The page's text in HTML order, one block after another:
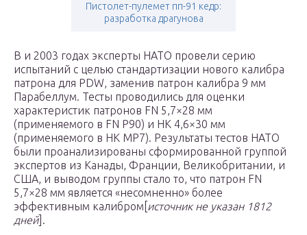
Пистолет-пулемет пп-91 кедр:
разработка драгунова
В и 2003 годах эксперты НАТО провели серию
испытаний с целью стандартизации нового калибра
патрона для PDW, заменив патрон калибра 9 мм
Парабеллум. Тесты проводились для оценки
характеристик патронов FN 5,7×28 мм
(применяемого в FN P90) и HK 4,6×30 мм
(применяемого в HK MP7). Результаты тестов НАТО
были проанализированы сформированной группой
экспертов из Канады, Франции, Великобритании, и
США, и выводом группы стало то, что патрон FN
5,7×28 мм является «несомненно» более
эффективным калибром[ источник не указан 1812
дней].